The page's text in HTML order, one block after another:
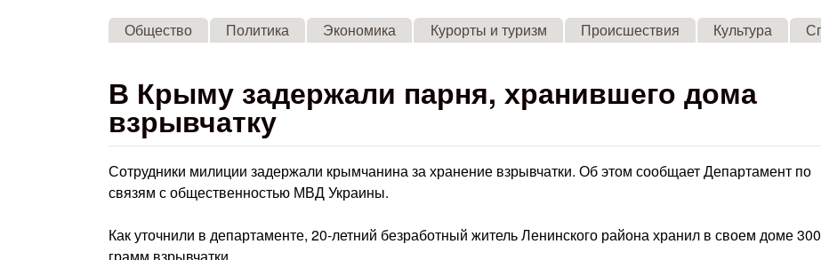
Skip to main content
Общество Политика Экономика Курорты и туризм Происшествия Культура
В Крыму задержали парня, хранившего дома
взрывчатку
Сотрудники милиции задержали крымчанина за хранение взрывчатки. Об этом сообщает Департамент по
связям с общественностью МВД Украины.
Как уточнили в департаменте, 20-летний безработный житель Ленинского района хранил в своем доме 300